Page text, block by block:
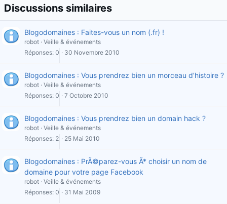
Discussions similaires
Blogodomaines : Faites-vous un nom (.fr) !
robot Veille & événements
Réponses 0 30 Novembre 2010
Blogodomaines : Vous prendrez bien un morceau d’histoire ?
robot Veille & événements
Réponses 0 7 Octobre 2010
Blogodomaines : Vous prendrez bien un domain hack ?
robot Veille & événements
Réponses 2 25 Mai 2010
Blogodomaines : PrÃ©parez-vous Ã* choisir un nom de
domaine pour votre page Facebook
robot Veille & événements
Réponses 0 31 Mai 2009